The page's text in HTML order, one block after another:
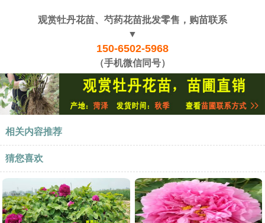
观赏牡丹花苗、芍药花苗批发零售，购苗联系
▼
150-6502-5968
（手机微信同号）
相关内容推荐
猜您喜欢